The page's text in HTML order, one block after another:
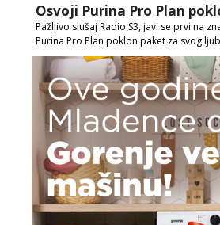
Osvoji Purina Pro Plan
Pažljivo slušaj Radio S3, javi se prvi na
Purina Pro Plan poklon paket za svog